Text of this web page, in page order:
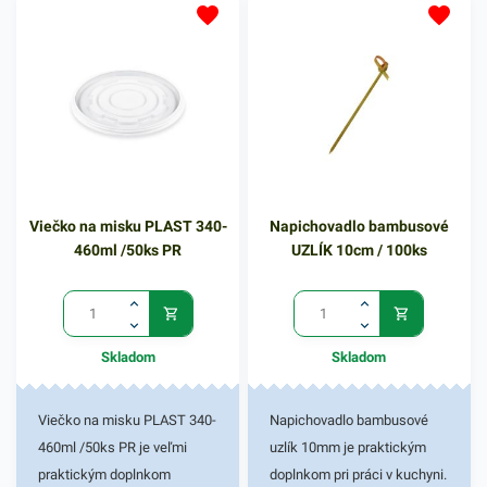
Poskytujú naozaj rôznorodé
pevného bambusu, vďaka
ktorému sú biologicky
odbúrateľné a nezávadné pre
s rozmerom 12cm. V našej
podobné produkty, ktoré vás
zaručene oslovia.
Poskytujú naozaj rôznorodé
pevného bambusu, vďaka
ktorému sú biologicky
odbúrateľné a nezávadné pre
životné prostredie. Balenie
s rozmerom 18cm. V našej
podobné produkty, ktoré vás
zaručene oslovia.
Viečko na misku PLAST 340-
460ml /50ks PR
Skladom
Viečko na misku PLAST 340-
460ml /50ks PR je veľmi
praktickým doplnkom
Napichovadlo bambusové
UZLÍK 10cm / 100ks
Skladom
Napichovadlo bambusové
uzlík 10mm je praktickým
doplnkom pri práci v kuchyni.